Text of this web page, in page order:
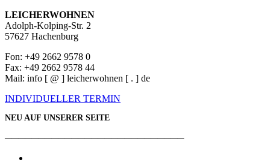
LEICHERWOHNEN
Adolph-Kolping-Str. 2
57627 Hachenburg
Fon: +49 2662 9578 0
Fax: +49 2662 9578 44
Mail: info [ @ ] leicherwohnen [ . ] de
INDIVIDUELLER TERMIN
NEU AUF UNSERER SEITE
───────────────────────────